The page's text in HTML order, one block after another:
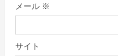
メール ※
サイト